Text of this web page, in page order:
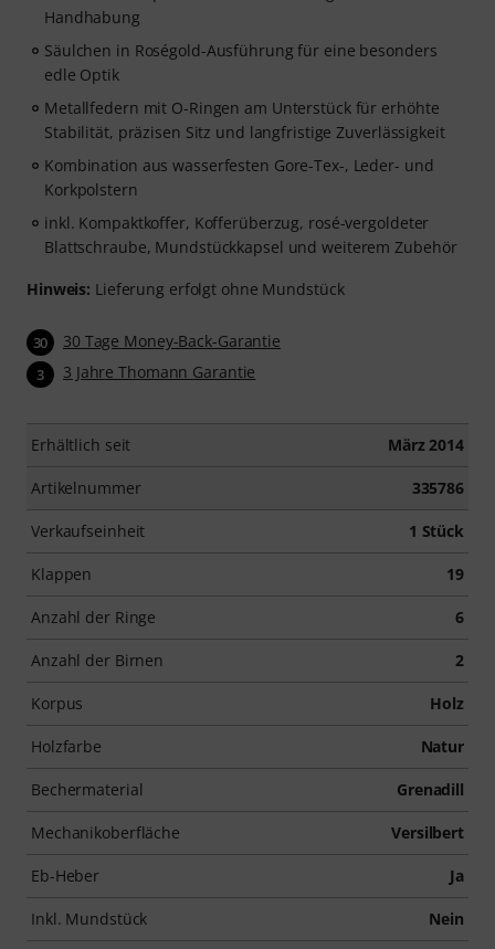
Handhabung
Säulchen in Roségold-Ausführung für eine besonders
edle Optik
Metallfedern mit O-Ringen am Unterstück für erhöhte
Stabilität, präzisen Sitz und langfristige Zuverlässigkeit
Kombination aus wasserfesten Gore-Tex-, Leder- und
Korkpolstern
inkl. Kompaktkoffer, Kofferüberzug, rosé-vergoldeter
Blattschraube, Mundstückkapsel und weiterem Zubehör
Hinweis: Lieferung erfolgt ohne Mundstück
30 30 Tage Money-Back-Garantie
3 3 Jahre Thomann Garantie
Erhältlich seit März 2014
Artikelnummer 335786
Verkaufseinheit 1 Stück
Klappen 19
Anzahl der Ringe 6
Anzahl der Birnen 2
Korpus Holz
Holzfarbe Natur
Bechermaterial Grenadill
Mechanikoberfläche Versilbert
Eb-Heber Ja
Inkl. Mundstück Nein